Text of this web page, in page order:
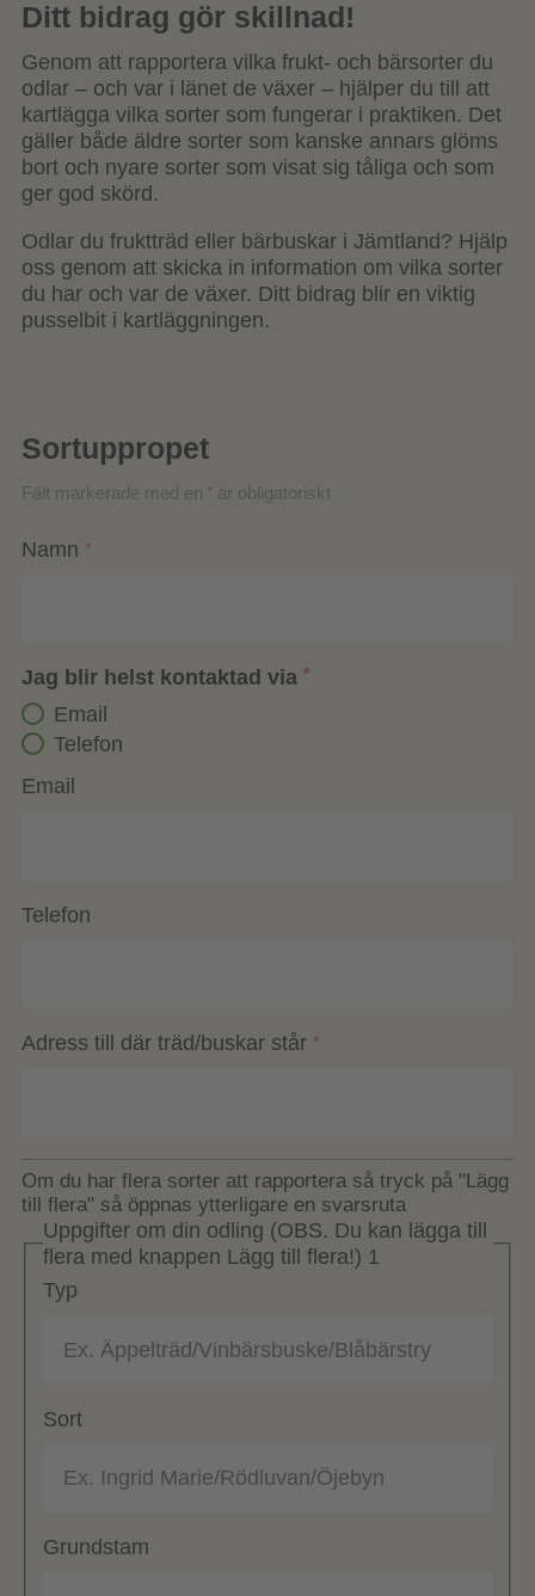
Ditt bidrag gör skillnad!
Genom att rapportera vilka frukt- och bärsorter du
odlar – och var i länet de växer – hjälper du till att
kartlägga vilka sorter som fungerar i praktiken. Det
gäller både äldre sorter som kanske annars glöms
bort och nyare sorter som visat sig tåliga och som
ger god skörd.
Odlar du fruktträd eller bärbuskar i Jämtland? Hjälp
oss genom att skicka in information om vilka sorter
du har och var de växer. Ditt bidrag blir en viktig
pusselbit i kartläggningen.
Sortuppropet
Fält markerade med en * är obligatoriskt
Namn *
Jag blir helst kontaktad via *
Email
Telefon
Email
Telefon
Adress till där träd/buskar står *
Om du har flera sorter att rapportera så tryck på "Lägg
till flera" så öppnas ytterligare en svarsruta
Uppgifter om din odling (OBS. Du kan lägga till
flera med knappen Lägg till flera!) 1
Typ
Sort
Grundstam